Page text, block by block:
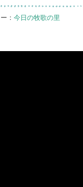
： 今日の牧歌の里